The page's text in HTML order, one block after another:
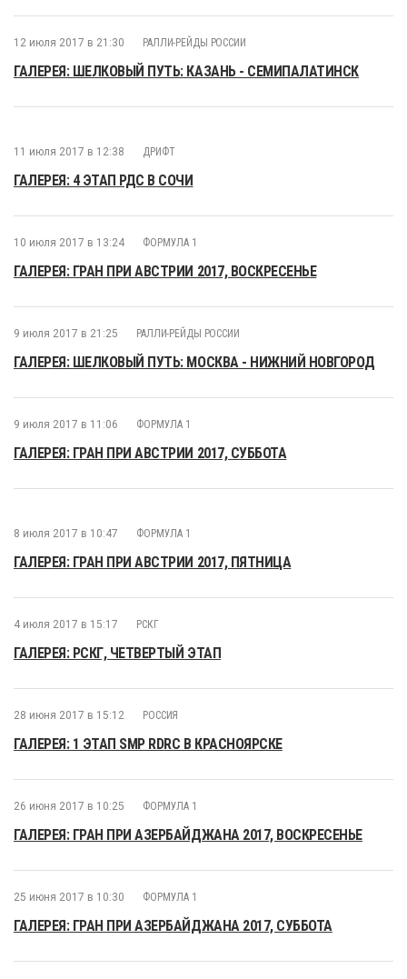
12 июля 2017 в 21:30 РАЛЛИ-РЕЙДЫ РОССИИ
ГАЛЕРЕЯ: ШЕЛКОВЫЙ ПУТЬ: КАЗАНЬ - СЕМИПАЛАТИНСК
11 июля 2017 в 12:38 ДРИФТ
ГАЛЕРЕЯ: 4 ЭТАП РДС В СОЧИ
10 июля 2017 в 13:24 ФОРМУЛА 1
ГАЛЕРЕЯ: ГРАН ПРИ АВСТРИИ 2017, ВОСКРЕСЕНЬЕ
9 июля 2017 в 21:25 РАЛЛИ-РЕЙДЫ РОССИИ
ГАЛЕРЕЯ: ШЕЛКОВЫЙ ПУТЬ: МОСКВА - НИЖНИЙ НОВГОРОД
9 июля 2017 в 11:06 ФОРМУЛА 1
ГАЛЕРЕЯ: ГРАН ПРИ АВСТРИИ 2017, СУББОТА
8 июля 2017 в 10:47 ФОРМУЛА 1
ГАЛЕРЕЯ: ГРАН ПРИ АВСТРИИ 2017, ПЯТНИЦА
4 июля 2017 в 15:17 РСКГ
ГАЛЕРЕЯ: РСКГ, ЧЕТВЕРТЫЙ ЭТАП
28 июня 2017 в 15:12 РОССИЯ
ГАЛЕРЕЯ: 1 ЭТАП SMP RDRC В КРАСНОЯРСКЕ
26 июня 2017 в 10:25 ФОРМУЛА 1
ГАЛЕРЕЯ: ГРАН ПРИ АЗЕРБАЙДЖАНА 2017, ВОСКРЕСЕНЬЕ
25 июня 2017 в 10:30 ФОРМУЛА 1
ГАЛЕРЕЯ: ГРАН ПРИ АЗЕРБАЙДЖАНА 2017, СУББОТА